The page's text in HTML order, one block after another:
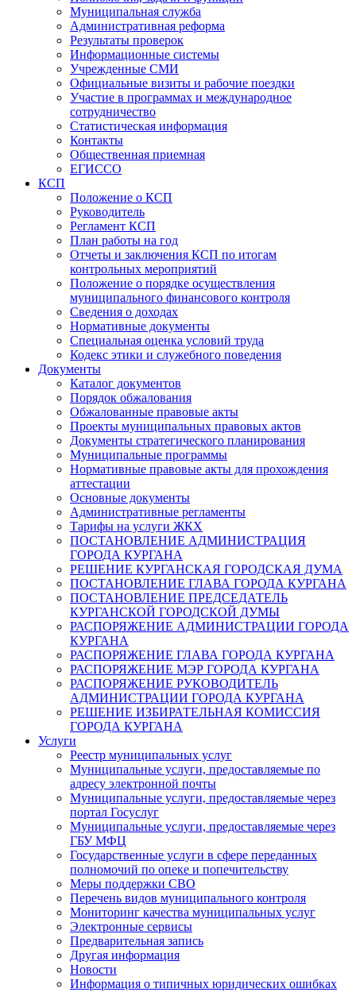
Муниципальная служба
Административная реформа
Результаты проверок
Информационные системы
Учрежденные СМИ
Официальные визиты и рабочие поездки
Участие в программах и международное
сотрудничество
Статистическая информация
Контакты
Общественная приемная
ЕГИССО
КСП
Положение о КСП
Руководитель
Регламент КСП
План работы на год
Отчеты и заключения КСП по итогам
контрольных мероприятий
Положение о порядке осуществления
муниципального финансового контроля
Сведения о доходах
Нормативные документы
Специальная оценка условий труда
Кодекс этики и служебного поведения
Документы
Каталог документов
Порядок обжалования
Обжалованные правовые акты
Проекты муниципальных правовых актов
Документы стратегического планирования
Муниципальные программы
Нормативные правовые акты для прохождения
аттестации
Основные документы
Административные регламенты
Тарифы на услуги ЖКХ
ПОСТАНОВЛЕНИЕ АДМИНИСТРАЦИЯ
ГОРОДА КУРГАНА
РЕШЕНИЕ КУРГАНСКАЯ ГОРОДСКАЯ ДУМА
ПОСТАНОВЛЕНИЕ ГЛАВА ГОРОДА КУРГАНА
ПОСТАНОВЛЕНИЕ ПРЕДСЕДАТЕЛЬ
КУРГАНСКОЙ ГОРОДСКОЙ ДУМЫ
РАСПОРЯЖЕНИЕ АДМИНИСТРАЦИИ ГОРОДА
КУРГАНА
РАСПОРЯЖЕНИЕ ГЛАВА ГОРОДА КУРГАНА
РАСПОРЯЖЕНИЕ МЭР ГОРОДА КУРГАНА
РАСПОРЯЖЕНИЕ РУКОВОДИТЕЛЬ
АДМИНИСТРАЦИИ ГОРОДА КУРГАНА
РЕШЕНИЕ ИЗБИРАТЕЛЬНАЯ КОМИССИЯ
ГОРОДА КУРГАНА
Услуги
Реестр муниципальных услуг
Муниципальные услуги, предоставляемые по
адресу электронной почты
Муниципальные услуги, предоставляемые через
портал Госуслуг
Муниципальные услуги, предоставляемые через
ГБУ МФЦ
Государственные услуги в сфере переданных
полномочий по опеке и попечительству
Меры поддержки СВО
Перечень видов муниципального контроля
Мониторинг качества муниципальных услуг
Электронные сервисы
Предварительная запись
Другая информация
Новости
Информация о типичных юридических ошибках